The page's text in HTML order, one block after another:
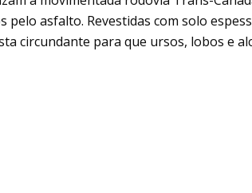
asfalto. Revestidas com solo
circundante para que ursos, lobos e